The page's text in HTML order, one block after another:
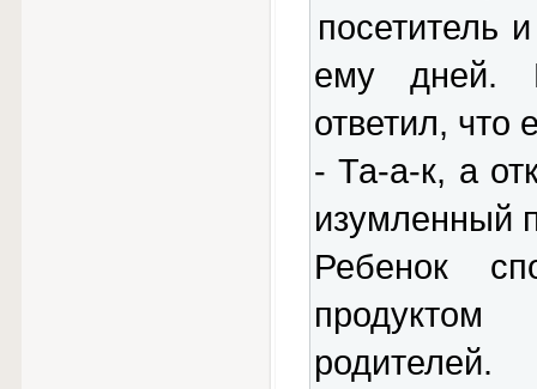
посетитель
ему дней.
ответил, что
- Та-а-к, а
изумленный
Ребенок
родителей.